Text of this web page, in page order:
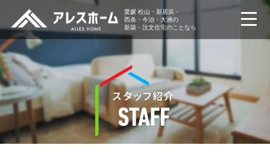
愛媛 松山・新居浜・
西条・今治・大洲の
新築・注文住宅のことなら